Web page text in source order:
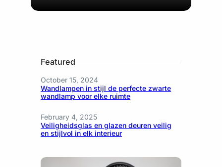
Featured
October 15, 2024
Wandlampen in stijl de perfecte zwarte
wandlamp voor elke ruimte
February 4, 2025
Veiligheidsglas en glazen deuren veilig
en stijlvol in elk interieur